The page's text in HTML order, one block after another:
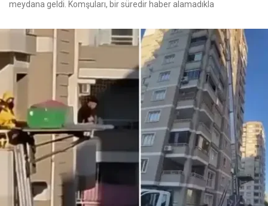
meydana geldi. Komşuları, bir süredir haber alamadıkla